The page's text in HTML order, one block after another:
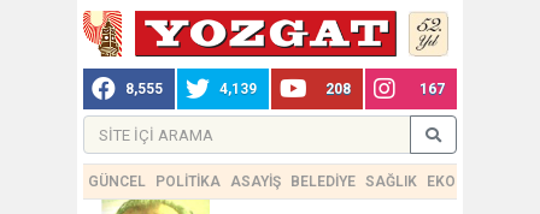
8,555 4,139 208 167
GÜNCEL POLİTİKA ASAYİŞ BELEDİYE SAĞLIK EKONOMİ